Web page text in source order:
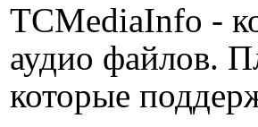
TCMediaInfo -
аудио файлов.
которые